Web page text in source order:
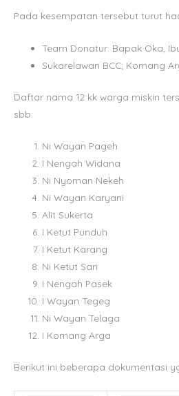
Pada kesempatan tersebut turut
Team Donatur: Bapak Oka,
Sukarelawan BCC; Komang
Daftar nama 12 kk warga miskin
sbb:
Ni Wayan Pageh
I Nengah Widana
Ni Nyoman Nekeh
Ni Wayan Karyani
Alit Sukerta
I Ketut Punduh
I Ketut Karang
Ni Ketut Sari
I Nengah Pasek
I Wayan Tegeg
Ni Wayan Telaga
I Komang Arga
Berikut ini beberapa dokumentasi